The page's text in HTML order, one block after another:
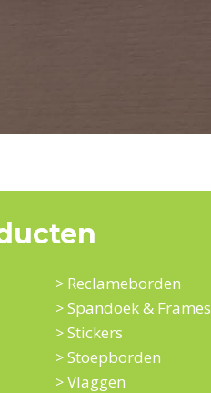
> Reclameborden
>Spandoek & Frames
>Stickers
>Stoepborden
>Vlaggen